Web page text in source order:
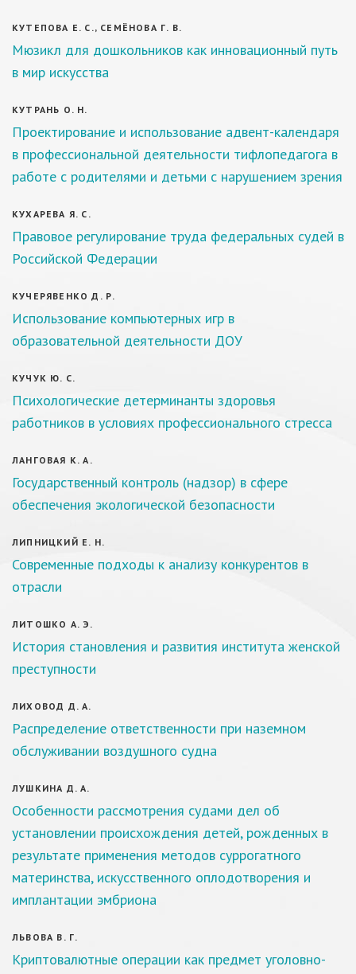
КУТЕПОВА Е. С., СЕМЁНОВА Г. В.
Мюзикл для дошкольников как инновационный путь
в мир искусства
КУТРАНЬ О. Н.
Проектирование и использование адвент-календаря
в профессиональной деятельности тифлопедагога в
работе с родителями и детьми с нарушением зрения
КУХАРЕВА Я. С.
Правовое регулирование труда федеральных судей в
Российской Федерации
КУЧЕРЯВЕНКО Д. Р.
Использование компьютерных игр в
образовательной деятельности ДОУ
КУЧУК Ю. С.
Психологические детерминанты здоровья
работников в условиях профессионального стресса
ЛАНГОВАЯ К. А.
Государственный контроль (надзор) в сфере
обеспечения экологической безопасности
ЛИПНИЦКИЙ Е. Н.
Современные подходы к анализу конкурентов в
отрасли
ЛИТОШКО А. Э.
История становления и развития института женской
преступности
ЛИХОВОД Д. А.
Распределение ответственности при наземном
обслуживании воздушного судна
ЛУШКИНА Д. А.
Особенности рассмотрения судами дел об
установлении происхождения детей, рожденных в
результате применения методов суррогатного
материнства, искусственного оплодотворения и
имплантации эмбриона
ЛЬВОВА В. Г.
Криптовалютные операции как предмет уголовно-